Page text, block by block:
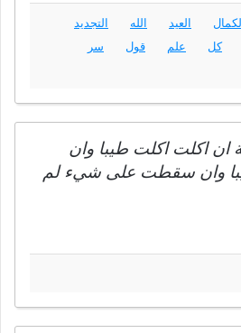
العيد الله
التجديد
كل علم قول
سر
ان اكلت اكلت طيبا وان
وان سقطت على شيء لم